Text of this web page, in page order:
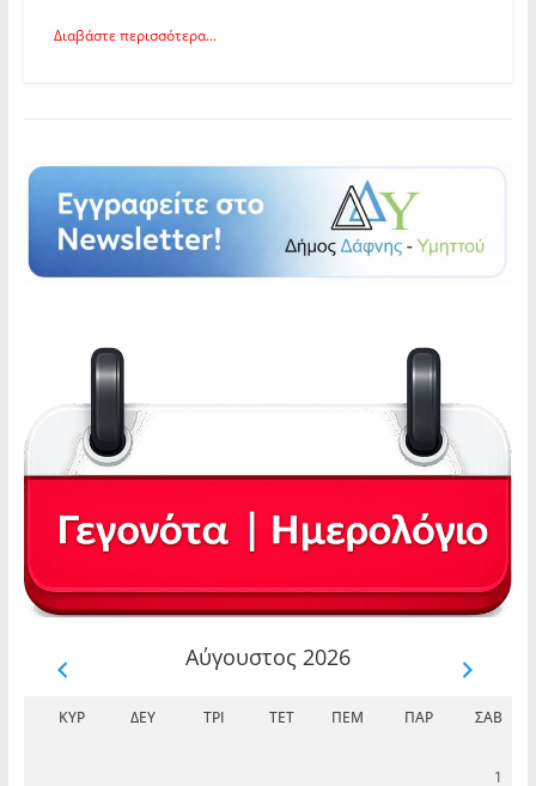
Διαβάστε περισσότερα...
Αύγουστος 2026
ΚΥΡ ΔΕΥ ΤΡΊ ΤΕΤ ΠΈΜ ΠΑΡ ΣΆΒ
1